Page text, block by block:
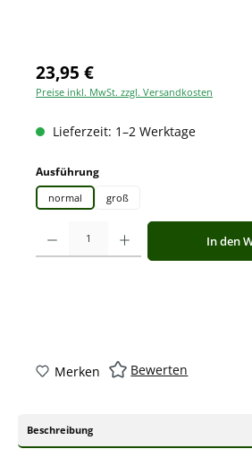
23,95 €
Preise inkl. MwSt. zzgl. Versandkosten
Lieferzeit: 1–2 Werktage
Ausführungauswählen
normal groß
Produkt Anzahl: Gib den gewünschten Wert
In den
Merken Bewerten
Beschreibung